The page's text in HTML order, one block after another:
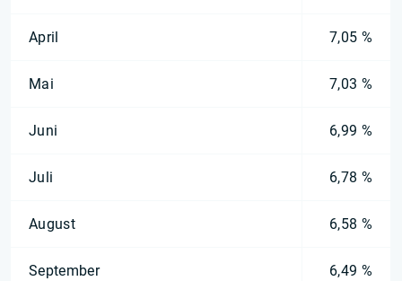
April 7,05 %
Mai 7,03 %
Juni 6,99 %
Juli 6,78 %
August 6,58 %
September 6,49 %